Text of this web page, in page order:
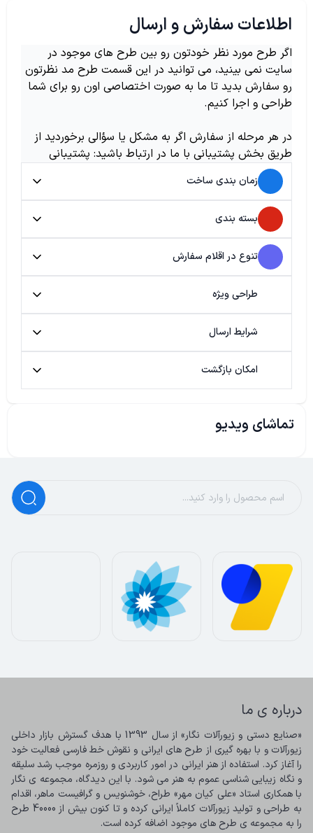
اطلاعات سفارش و ارسال
اگر طرح مورد نظر خودتون رو بین طرح های موجود در
سایت نمی بینید، می توانید در این قسمت طرح مد نظرتون
رو سفارش بدید تا ما به صورت اختصاصی اون رو برای شما
طراحی و اجرا کنیم.
در هر مرحله از سفارش اگر به مشکل یا سؤالی برخوردید از
طریق بخش پشتیبانی با ما در ارتباط باشید: پشتیبانی
زمان بندی ساخت
بسته بندی
تنوع در اقلام سفارش
طراحی ویژه
شرایط ارسال
امکان بازگشت
تماشای ویدیو
درباره ی ما
را به مجموعه ی طرح های موجود اضافه کرده است.